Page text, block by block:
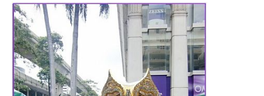
國
旅
遊
書
作
者、
各